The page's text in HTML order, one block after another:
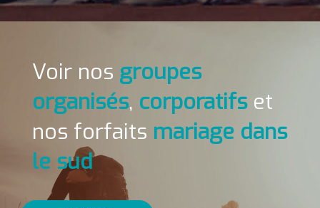
Voir nos groupes
organisés, corporatifset
nos forfaits mariage dans
le sud